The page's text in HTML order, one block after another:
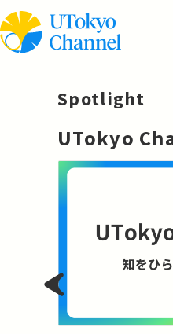
Spotlight
UTokyo